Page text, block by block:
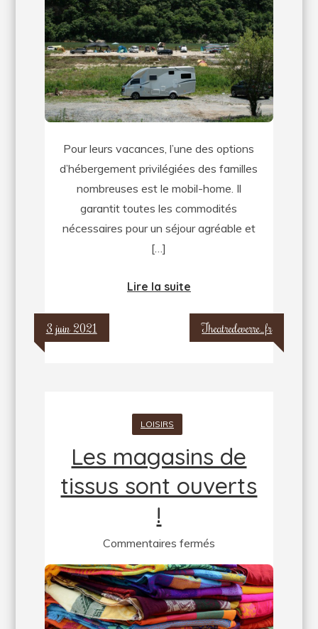
car
d’occasion,
comment
choisir
?
Pour leurs vacances, l’une des options
d’hébergement privilégiées des familles
nombreuses est le mobil-home. Il
garantit toutes les commodités
nécessaires pour un séjour agréable et
[…]
Lire la suite
3 juin 2021 Theatredeverre_fr
LOISIRS
Les magasins de
tissus sont ouverts
!
Commentaires ferméssur
Les
magasins
de
tissus